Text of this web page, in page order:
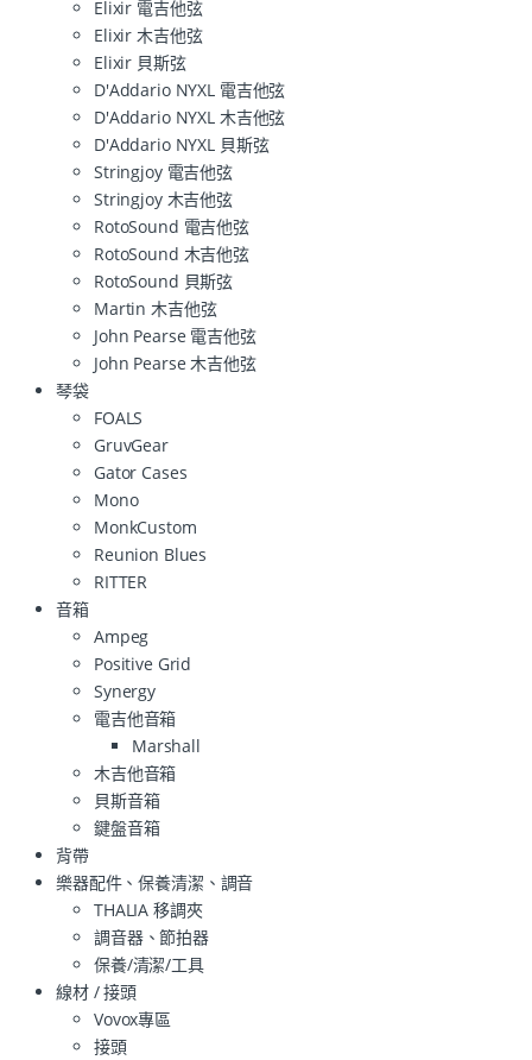
Elixir 電吉他弦
Elixir 木吉他弦
Elixir 貝斯弦
D'Addario NYXL 電吉他弦
D'Addario NYXL 木吉他弦
D'Addario NYXL 貝斯弦
Stringjoy 電吉他弦
Stringjoy 木吉他弦
RotoSound 電吉他弦
RotoSound 木吉他弦
RotoSound 貝斯弦
Martin 木吉他弦
John Pearse 電吉他弦
John Pearse 木吉他弦
琴袋
FOALS
GruvGear
Gator Cases
Mono
MonkCustom
Reunion Blues
RITTER
音箱
Ampeg
Positive Grid
Synergy
電吉他音箱
Marshall
木吉他音箱
貝斯音箱
鍵盤音箱
背帶
樂器配件、保養清潔、調音
THALIA 移調夾
調音器、節拍器
保養/清潔/工具
線材 / 接頭
Vovox專區
接頭